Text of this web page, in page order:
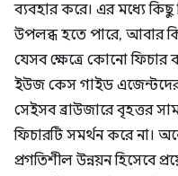
ব্যবহার করে। এর মধ্যে
উপলব্ধ হতে পারে, আবার
যেসব ক্ষেত্রে কোনো ফিচার
ইউজ কেস গাইড এজেন্টদেরকে
সেইসব ব্রাউজারে বৃহত্তর
ফিচারটি সমর্থন করে না।
প্রগতিশীল উন্নয়ন হিসেবে